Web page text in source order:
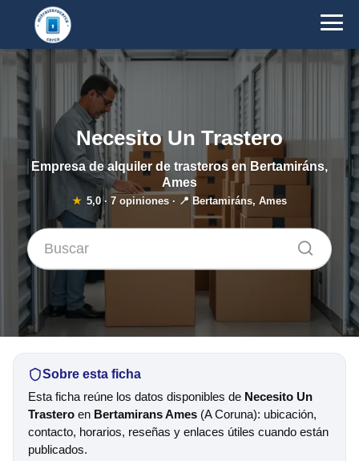
Necesito Un Trastero
Empresa de alquiler de trasteros en Bertamiráns,
Ames
★ 5,0 · 7 opiniones · 📍 Bertamiráns, Ames
Sobre esta ficha
Esta ficha reúne los datos disponibles de Necesito Un
Trastero en Bertamirans Ames (A Coruna): ubicación,
contacto, horarios, reseñas y enlaces útiles cuando están
publicados.